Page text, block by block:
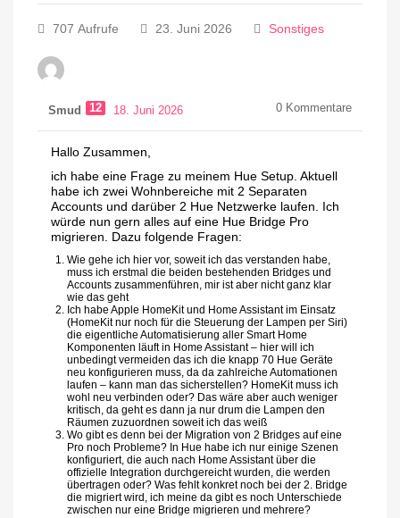
707 Aufrufe 23. Juni 2026 Sonstiges
Smud 12 18. Juni 2026 0 Kommentare
Hallo Zusammen,
ich habe eine Frage zu meinem Hue Setup. Aktuell
habe ich zwei Wohnbereiche mit 2 Separaten
Accounts und darüber 2 Hue Netzwerke laufen. Ich
würde nun gern alles auf eine Hue Bridge Pro
migrieren. Dazu folgende Fragen:
Wie gehe ich hier vor, soweit ich das verstanden habe,
muss ich erstmal die beiden bestehenden Bridges und
Accounts zusammenführen, mir ist aber nicht ganz klar
wie das geht
Ich habe Apple HomeKit und Home Assistant im Einsatz
(HomeKit nur noch für die Steuerung der Lampen per Siri)
die eigentliche Automatisierung aller Smart Home
Komponenten läuft in Home Assistant – hier will ich
unbedingt vermeiden das ich die knapp 70 Hue Geräte
neu konfigurieren muss, da da zahlreiche Automationen
laufen – kann man das sicherstellen? HomeKit muss ich
wohl neu verbinden oder? Das wäre aber auch weniger
kritisch, da geht es dann ja nur drum die Lampen den
Räumen zuzuordnen soweit ich das weiß
Wo gibt es denn bei der Migration von 2 Bridges auf eine
Pro noch Probleme? In Hue habe ich nur einige Szenen
konfiguriert, die auch nach Home Assistant über die
offizielle Integration durchgereicht wurden, die werden
übertragen oder? Was fehlt konkret noch bei der 2. Bridge
die migriert wird, ich meine da gibt es noch Unterschiede
zwischen nur eine Bridge migrieren und mehrere?